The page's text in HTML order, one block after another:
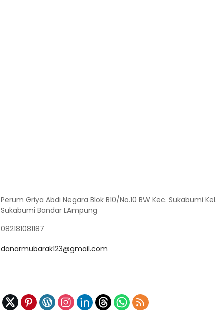
Perum Griya Abdi Negara Blok B10/No.10 BW Kec. Sukabumi Kel.
Sukabumi Bandar LAmpung
082181081187
danarmubarak123@gmail.com